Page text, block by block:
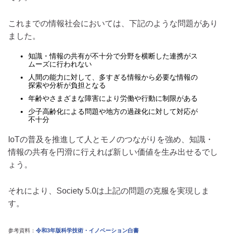
これまでの情報社会においては、下記のような問題があり
ました。
知識・情報の共有が不十分で分野を横断した連携がス
ムーズに行われない
人間の能力に対して、多すぎる情報から必要な情報の
探索や分析が負担となる
年齢やさまざまな障害により労働や行動に制限がある
少子高齢化による問題や地方の過疎化に対して対応が
不十分
IoTの普及を推進して人とモノのつながりを強め、知識・
情報の共有を円滑に行えれば新しい価値を生み出せるでし
ょう。
それにより、Society 5.0は上記の問題の克服を実現しま
す。
参考資料： 令和3年版科学技術・イノベーション白書